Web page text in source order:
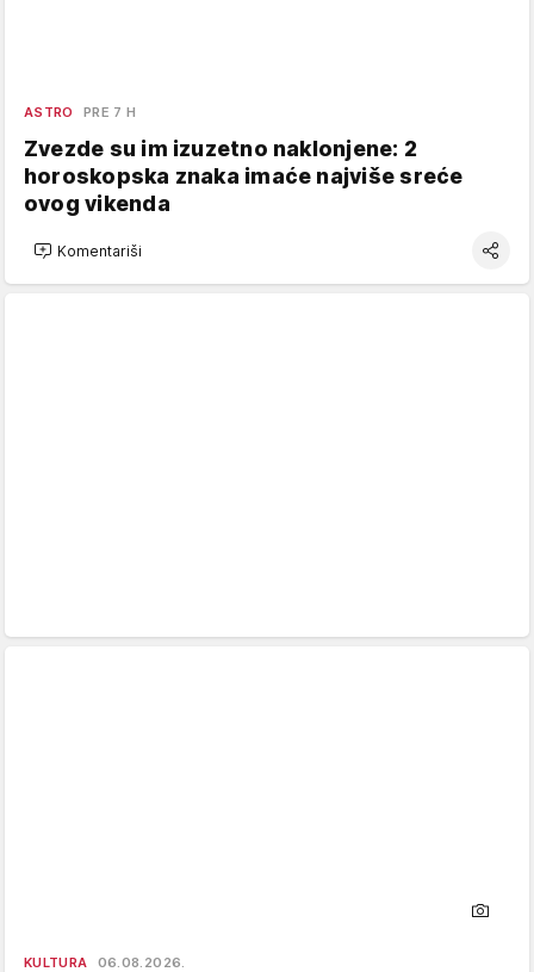
ASTRO PRE 7 H
Zvezde su im izuzetno naklonjene: 2
horoskopska znaka imaće najviše sreće
ovog vikenda
Komentariši
KULTURA 06.08.2026.